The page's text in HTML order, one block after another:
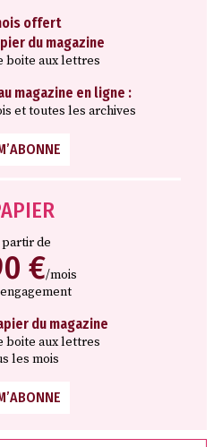
offert
du magazine
boite aux lettres
magazine en ligne :
et toutes les archives
partir de
€/mois
du magazine
boite aux lettres
les mois